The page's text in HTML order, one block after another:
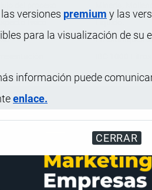
versiones premium y las
para la visualización de su
información puede
enlace.
CERRAR
Minería;
Líquido.
En estanques